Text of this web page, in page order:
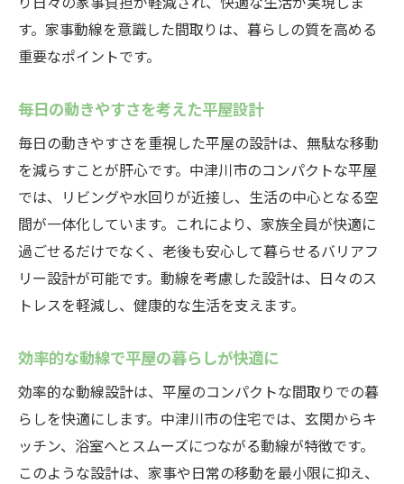
す。家事動線を意識した間取りは、暮らしの質を高める
重要なポイントです。
毎日の動きやすさを考えた平屋設計
毎日の動きやすさを重視した平屋の設計は、無駄な移動
を減らすことが肝心です。中津川市のコンパクトな平屋
では、リビングや水回りが近接し、生活の中心となる空
間が一体化しています。これにより、家族全員が快適に
過ごせるだけでなく、老後も安心して暮らせるバリアフ
リー設計が可能です。動線を考慮した設計は、日々のス
トレスを軽減し、健康的な生活を支えます。
効率的な動線で平屋の暮らしが快適に
効率的な動線設計は、平屋のコンパクトな間取りでの暮
らしを快適にします。中津川市の住宅では、玄関からキ
ッチン、浴室へとスムーズにつながる動線が特徴です。
このような設計は、家事や日常の移動を最小限に抑え、